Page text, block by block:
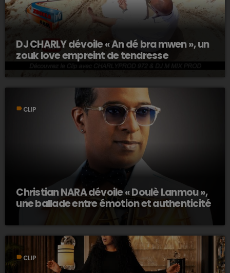
DJ CHARLY dévoile « An dé bra mwen », un
zouk love empreint de tendresse
label CLIP
Christian NARA dévoile « Doulè Lanmou »,
une ballade entre émotion et authenticité
label CLIP